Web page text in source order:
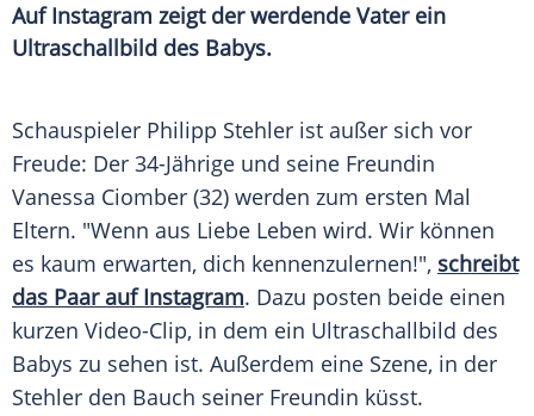
Auf Instagram zeigt der werdende Vater ein
Ultraschallbild des Babys.
Schauspieler Philipp Stehler ist außer sich vor
Freude: Der 34-Jährige und seine Freundin
Vanessa Ciomber (32) werden zum ersten Mal
Eltern. "Wenn aus Liebe Leben wird. Wir können
es kaum erwarten, dich kennenzulernen!", schreibt
das Paar auf Instagram. Dazu posten beide einen
kurzen Video-Clip, in dem ein Ultraschallbild des
Babys zu sehen ist. Außerdem eine Szene, in der
Stehler den Bauch seiner Freundin küsst.